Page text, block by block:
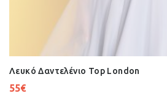
Λευκό Δαντελένιο Top London
55€